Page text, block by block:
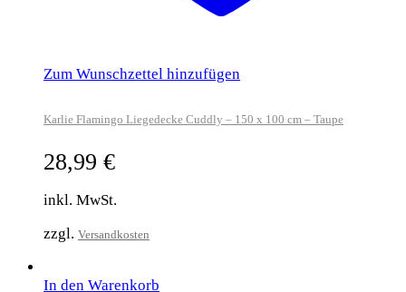
Zum Wunschzettel hinzufügen
Karlie Flamingo Liegedecke Cuddly – 150 x 100 cm – Taupe
28,99 €
inkl. MwSt.
zzgl. Versandkosten
In den Warenkorb